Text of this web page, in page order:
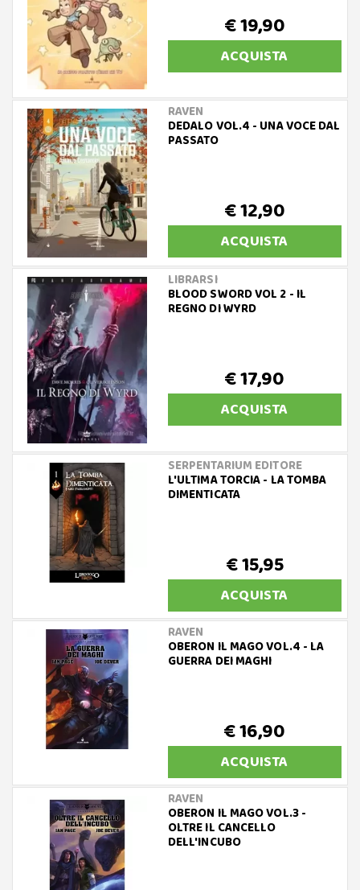
€ 19,90
ACQUISTA
RAVEN
DEDALO VOL.4 - UNA VOCE DAL
PASSATO
€ 12,90
ACQUISTA
LIBRARSI
BLOOD SWORD VOL 2 - IL
REGNO DI WYRD
€ 17,90
ACQUISTA
SERPENTARIUM EDITORE
L'ULTIMA TORCIA - LA TOMBA
DIMENTICATA
€ 15,95
ACQUISTA
RAVEN
OBERON IL MAGO VOL.4 - LA
GUERRA DEI MAGHI
€ 16,90
ACQUISTA
RAVEN
OBERON IL MAGO VOL.3 -
OLTRE IL CANCELLO
DELL'INCUBO